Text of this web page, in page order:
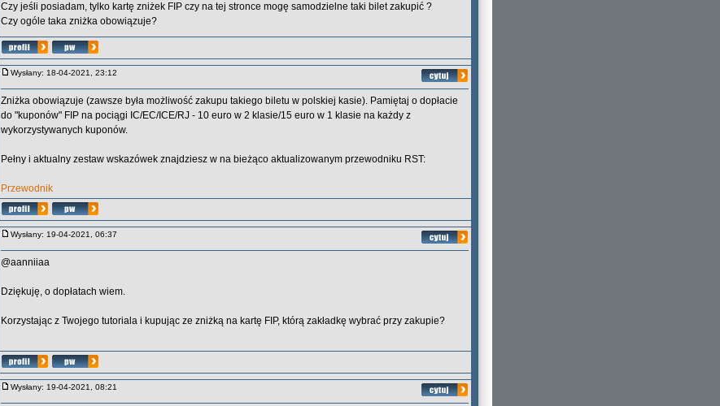
Czy jeśli posiadam, tylko kartę zniżek FIP czy na tej stronce mogę samodzielne taki bilet zakupić ?
Czy ogóle taka zniżka obowiązuje?
Wysłany: 18-04-2021, 23:12
Zniżka obowiązuje (zawsze była możliwość zakupu takiego biletu w polskiej kasie). Pamiętaj o dopłacie
do "kuponów" FIP na pociągi IC/EC/ICE/RJ - 10 euro w 2 klasie/15 euro w 1 klasie na każdy z
wykorzystywanych kuponów.
Pełny i aktualny zestaw wskazówek znajdziesz w na bieżąco aktualizowanym przewodniku RST:
Przewodnik
Wysłany: 19-04-2021, 06:37
@aanniiaa
Dziękuję, o dopłatach wiem.
Korzystając z Twojego tutoriala i kupując ze zniżką na kartę FIP, którą zakładkę wybrać przy zakupie?
Wysłany: 19-04-2021, 08:21